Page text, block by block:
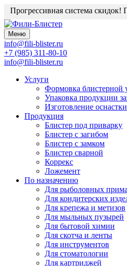
Прогрессивная система скидок!
Меню
info@fili-blister.ru
+7 (985) 311-80-10
info@fili-blister.ru
Услуги
Формовка блистерной
Упаковка продукции
Изготовление оснастки
Продукция
Блистер под приварку
Блистер с загибом
Блистер с замком
Блистер сварной
Коррекс
Ложемент
По назначению
Для рыболовных
Для кондитерских
Для крепежа и метизов
Для мыльных пузырей
Для бытовой химии
Для скотча и ленты
Для инструментов
Для стоматологии
Для картриджей